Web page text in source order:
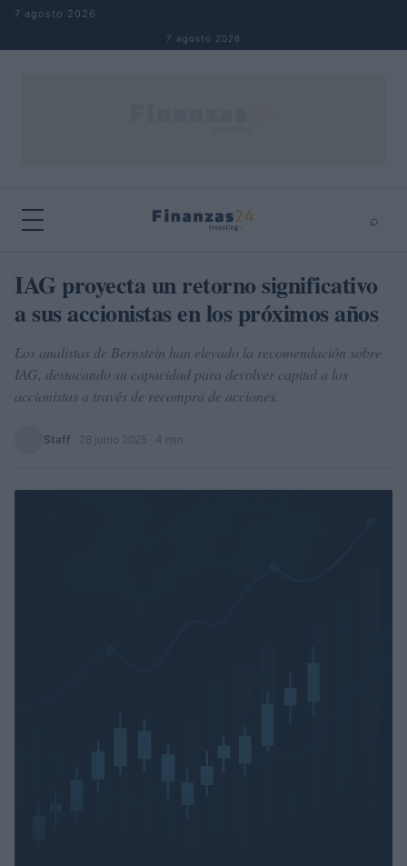
Saltar al contenido
7 agosto 2026
7 agosto 2026
⌕
Buscar ⌕ ×
IAG proyecta un retorno significativo
a sus accionistas en los próximos años
Los analistas de Bernstein han elevado la recomendación sobre
IAG, destacando su capacidad para devolver capital a los
accionistas a través de recompra de acciones.
Staff 28 junio 2025 · 4 min